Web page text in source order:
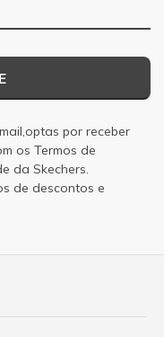
por receber
os Termos de
da Skechers.
de descontos e